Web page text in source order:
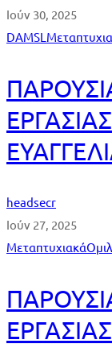
Ιούν 30, 2025
DAMSL
headsecr
Ιούν 27, 2025
Μεταπτυχιακά